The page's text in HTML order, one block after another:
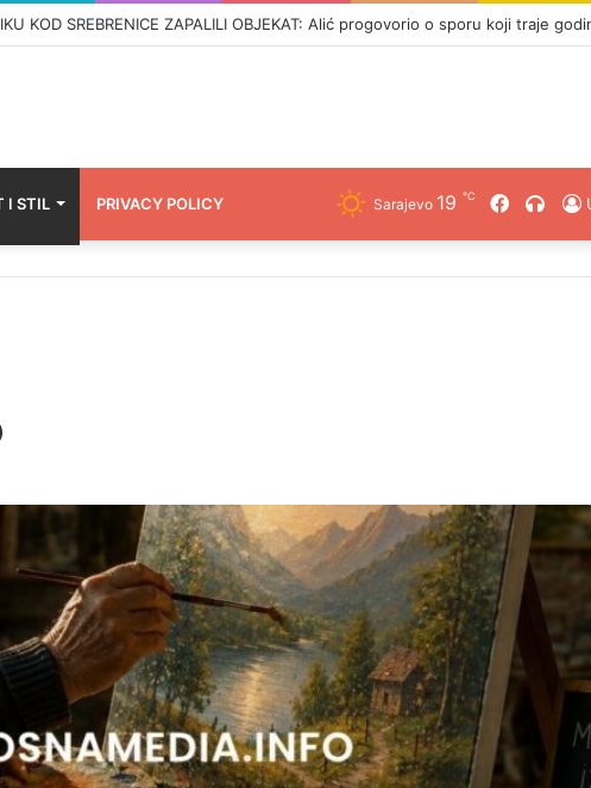
KOD SREBRENICE ZAPALILI OBJEKAT: Alić progovorio o sporu koji traje
I STIL PRIVACY POLICY
Uživo
Sarajevo 19 ℃